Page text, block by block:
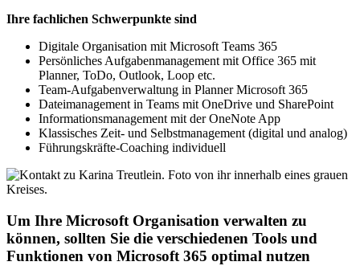
Ihre fachlichen Schwerpunkte sind
Digitale Organisation mit Microsoft Teams 365
Persönliches Aufgabenmanagement mit Office 365 mit
Planner, ToDo, Outlook, Loop etc.
Team-Aufgabenverwaltung in Planner Microsoft 365
Dateimanagement in Teams mit OneDrive und SharePoint
Informationsmanagement mit der OneNote App
Klassisches Zeit- und Selbstmanagement (digital und analog)
Führungskräfte-Coaching individuell
Um Ihre Microsoft Organisation verwalten zu
können, sollten Sie die verschiedenen Tools und
Funktionen von Microsoft 365 optimal nutzen